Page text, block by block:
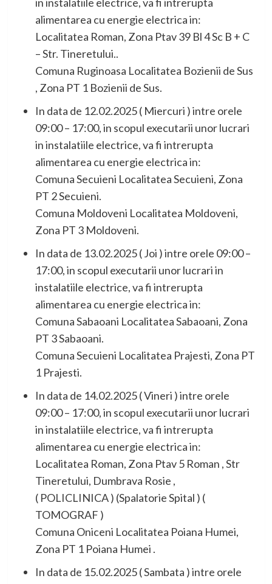
alimentarea cu energie electrica in:
Localitatea Roman, Zona Ptav 39 Bl 4 Sc B + C
– Str. Tineretului..
Comuna Ruginoasa Localitatea Bozienii de Sus
, Zona PT 1 Bozienii de Sus.
In data de 12.02.2025 ( Miercuri ) intre orele
09:00 – 17:00, in scopul executarii unor lucrari
in instalatiile electrice, va fi intrerupta
alimentarea cu energie electrica in:
Comuna Secuieni Localitatea Secuieni, Zona
PT 2 Secuieni.
Comuna Moldoveni Localitatea Moldoveni,
Zona PT 3 Moldoveni.
In data de 13.02.2025 ( Joi ) intre orele 09:00 –
17:00, in scopul executarii unor lucrari in
instalatiile electrice, va fi intrerupta
alimentarea cu energie electrica in:
Comuna Sabaoani Localitatea Sabaoani, Zona
PT 3 Sabaoani.
Comuna Secuieni Localitatea Prajesti, Zona PT
1 Prajesti.
In data de 14.02.2025 ( Vineri ) intre orele
09:00 – 17:00, in scopul executarii unor lucrari
in instalatiile electrice, va fi intrerupta
alimentarea cu energie electrica in:
Localitatea Roman, Zona Ptav 5 Roman , Str
Tineretului, Dumbrava Rosie ,
( POLICLINICA ) (Spalatorie Spital ) (
TOMOGRAF )
Comuna Oniceni Localitatea Poiana Humei,
Zona PT 1 Poiana Humei .
In data de 15.02.2025 ( Sambata ) intre orele